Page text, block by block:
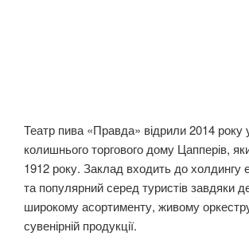
Театр пива «Правда» відрили 2014 року
колишнього торгового дому Цапперів,
1912 року. Заклад входить до холдингу
та популярний серед туристів завдяки
широкому асортименту, живому
сувенірній продукції.